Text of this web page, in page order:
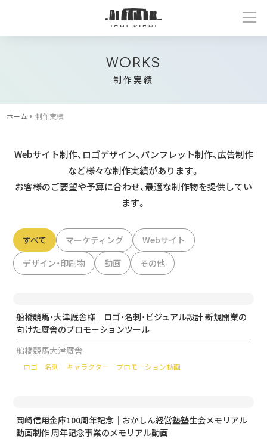
WORKS
制作実績
ホーム 制作実績
Webサイト制作、ロゴデザイン、パンフレット制作、広告制作
など様々な制作実績があります。
お客様のご要望や予算に合わせ、最適な制作物を提供してい
ます。
すべて マーケティング
Webサイト
デザイン・印刷物
動画 その他
船橋競馬・大津厩舎様｜ロゴ・名刺・ビジュアル設計 新規開業の
向けた厩舎のプロモーションツール
船橋競馬大津厩舎
ロゴ 名刺 キャラクター プロモーション動画
岡崎信用金庫100周年記念｜おかしん経営塾塾生会メモリアル
動画制作 周年記念事業のメモリアル動画